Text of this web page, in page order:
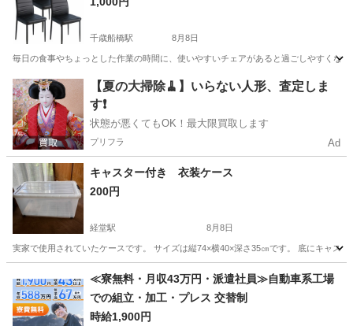
千歳船橋駅 8月8日
毎日の食事やちょっとした作業の時間に、使いやすいチェアがあると過ごしやすくな
東京 世田谷区 千歳船橋駅 椅子
【夏の大掃除🧹】いらない人形、査定しま
す❗️
状態が悪くてもOK！最大限買取します
プリフラ Ad
キャスター付き 衣装ケース
200円
経堂駅 8月8日
実家で使用されていたケースです。 サイズは縦74×横40×深さ35㎝です。 底にキャス
経堂駅 収納家具 ケース
≪寮無料・月収43万円・派遣社員≫自動車系工場
での組立・加工・プレス 交替制
時給1,900円